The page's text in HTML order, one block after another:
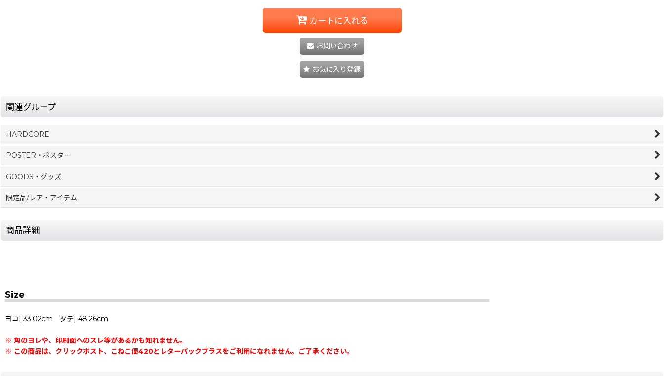
カートに入れる
お問い合わせ
お気に入り登録
関連グループ
HARDCORE
POSTER・ポスター
GOODS・グッズ
限定品/レア・アイテム
商品詳細
Size
ヨコ| 33.02cm タテ| 48.26cm
※ 角のヨレや、印刷面へのスレ等があるかも知れません。
※ この商品は、クリックポスト、こねこ便420とレターパックプラスをご利用になれません。ご了承ください。